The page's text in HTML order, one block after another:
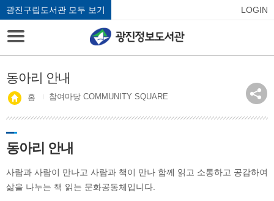
광진구립도서관 모두 보기 LOGIN
동아리 안내
홈 참여마당 COMMUNITY SQUARE
동아리 안내
사람과 사람이 만나고 사람과 책이 만나 함께 읽고 소통하고 공감하여
삶을 나누는 책 읽는 문화공동체입니다.